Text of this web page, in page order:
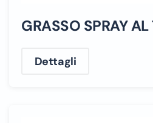
GRASSO SPRAY AL
Dettagli